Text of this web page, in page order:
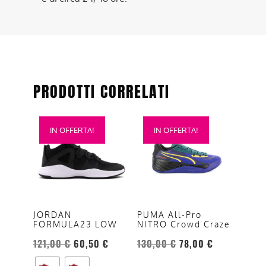
PRODOTTI CORRELATI
IN OFFERTA!
JORDAN
FORMULA23 LOW
121,00€ 60,50 €
Questo
prodotto
più
varianti.
opzioni
possono
essere
scelte
IN OFFERTA!
PUMA All-Pro
NITRO Crowd Craze
130,00€ 78,00 €
Questo
prodotto
opzioni
possono
essere